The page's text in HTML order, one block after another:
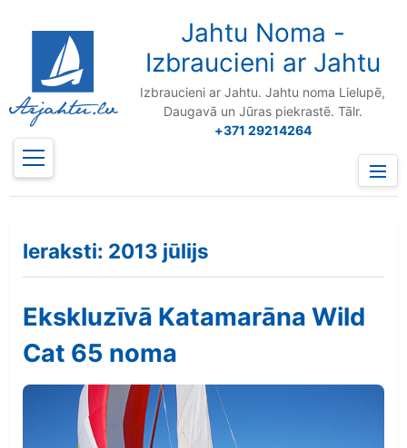
Jahtu Noma -
Izbraucieni ar Jahtu
Izbraucieni ar Jahtu. Jahtu noma Lielupē,
Daugavā un Jūras piekrastē. Tālr.
+371 29214264
Menu
Ieraksti: 2013 jūlijs
Ekskluzīvā Katamarāna Wild
Cat 65 noma